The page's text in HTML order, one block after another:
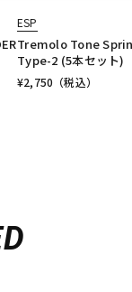
ESP
Tremolo Tone
Type-2 (5本セット)
¥2,750 （税込）